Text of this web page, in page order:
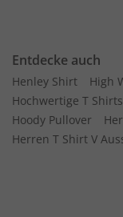
Entdecke auch
Henley Shirt High
Hochwertige T
Hoody Pullover
Herren T Shirt V